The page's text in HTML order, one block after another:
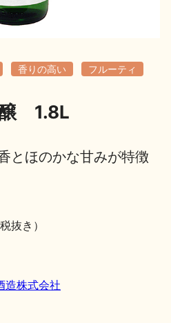
地酒蔵元会検定
香りの高い フルーティ
1.8L
とほのかな甘みが特徴
抜き）
造株式会社